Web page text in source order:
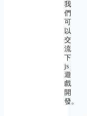
我
們
可
以
交
流
下
js
遊
戲
開
發。